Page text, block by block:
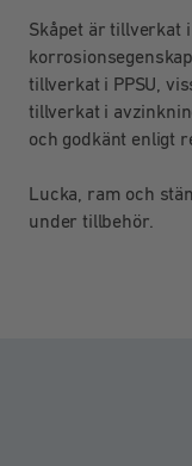
Skåpet är tillverkat
tillverkat i PPSU,
tillverkat i
och godkänt enligt
Lucka, ram och
under tillbehör.